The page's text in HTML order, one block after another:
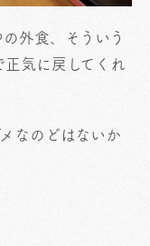
外食、そういう
気に戻してくれ
なのどはないか